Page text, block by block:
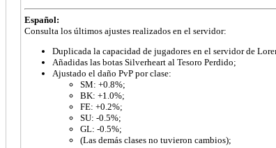
Español:
Consulta los últimos ajustes realizados en el servidor:
Duplicada la capacidad de jugadores en el servidor de
Añadidas las botas Silverheart al Tesoro Perdido;
Ajustado el daño PvP por clase:
SM: +0.8%;
BK: +1.0%;
FE: +0.2%;
SU: -0.5%;
GL: -0.5%;
(Las demás clases no tuvieron cambios);